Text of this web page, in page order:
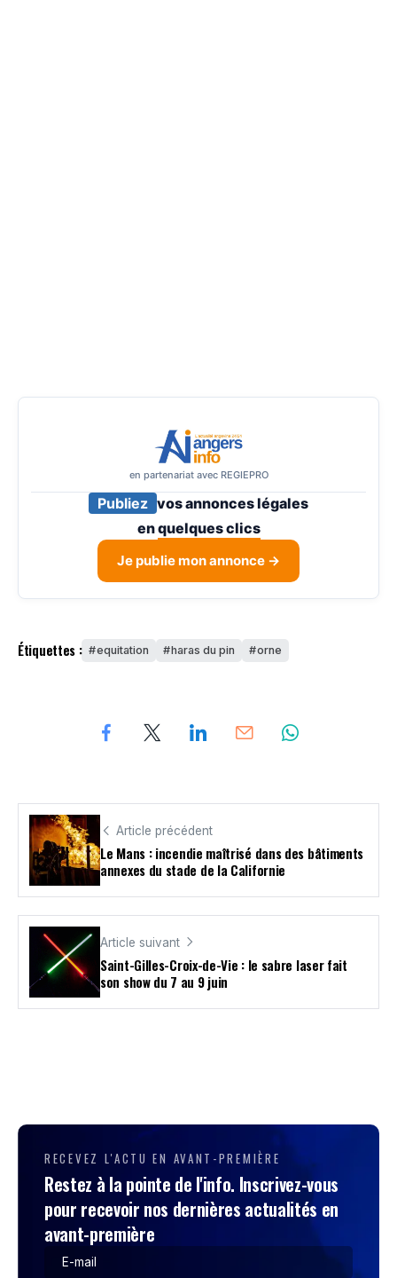
en partenariat avec REGIEPRO
Publiez vos annonces légales
enquelques clics
Je publie mon annonce →
Étiquettes : equitation haras du pin orne
Article précédent
Le Mans : incendie maîtrisé dans des bâtiments
annexes du stade de la Californie
Article suivant
Saint-Gilles-Croix-de-Vie : le sabre laser fait
son show du 7 au 9 juin
RECEVEZ L'ACTU EN AVANT-PREMIÈRE
Restez à la pointe de l'info. Inscrivez-vous
pour recevoir nos dernières actualités en
avant-première